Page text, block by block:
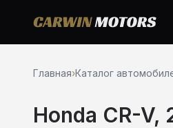
Главная›Каталог
Honda CR-V,